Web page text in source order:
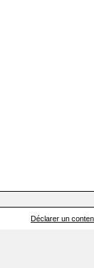
Déclarer un